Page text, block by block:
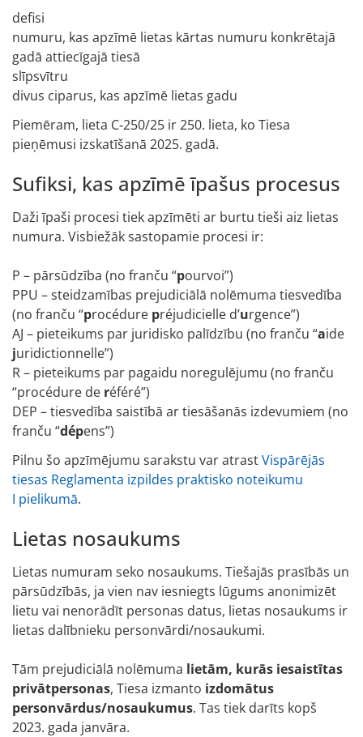
defisi
numuru, kas apzīmē lietas kārtas numuru konkrētajā
gadā attiecīgajā tiesā
slīpsvītru
divus ciparus, kas apzīmē lietas gadu
Piemēram, lieta C‑250/25 ir 250. lieta, ko Tiesa
pieņēmusi izskatīšanā 2025. gadā.
Sufiksi, kas apzīmē īpašus procesus
Daži īpaši procesi tiek apzīmēti ar burtu tieši aiz lietas
numura. Visbiežāk sastopamie procesi ir:
P – pārsūdzība (no franču “pourvoi”)
PPU – steidzamības prejudiciālā nolēmuma tiesvedība
(no franču “procédure préjudicielle d’urgence”)
AJ – pieteikums par juridisko palīdzību (no franču “aide
juridictionnelle”)
R – pieteikums par pagaidu noregulējumu (no franču
“procédure de référé”)
DEP – tiesvedība saistībā ar tiesāšanās izdevumiem (no
franču “dépens”)
Pilnu šo apzīmējumu sarakstu var atrastVispārējās
tiesas Reglamenta izpildes praktisko noteikumu
I pielikumā.
Lietas nosaukums
Lietas numuram seko nosaukums. Tiešajās prasībās un
pārsūdzībās, ja vien nav iesniegts lūgums anonimizēt
lietu vai nenorādīt personas datus, lietas nosaukums ir
lietas dalībnieku personvārdi/nosaukumi.
Tām prejudiciālā nolēmuma lietām, kurās iesaistītas
privātpersonas, Tiesa izmanto izdomātus
personvārdus/nosaukumus. Tas tiek darīts kopš
2023. gada janvāra.